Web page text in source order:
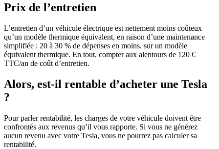
Prix de l’entretien
L’entretien d’un véhicule électrique est nettement moins coûteux
qu’un modèle thermique équivalent, en raison d’une maintenance
simplifiée : 20 à 30 % de dépenses en moins, sur un modèle
équivalent thermique. En tout, compter aux alentours de 120 €
TTC/an de coût d’entretien.
Alors, est-il rentable d’acheter une Tesla
?
Pour parler rentabilité, les charges de votre véhicule doivent être
confrontés aux revenus qu’il vous rapporte. Si vous ne générez
aucun revenu avec votre Tesla, vous ne pourrez pas calculer sa
rentabilité.